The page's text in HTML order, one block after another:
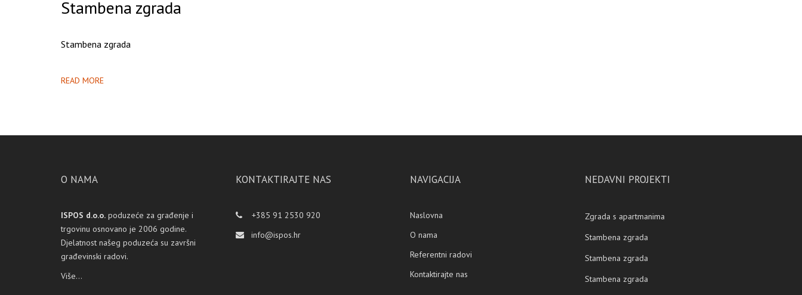
Stambena zgrada
Stambena zgrada
READ MORE
O NAMA
ISPOS d.o.o. poduzeće za građenje i
trgovinu osnovano je 2006 godine.
Djelatnost našeg poduzeća su završni
građevinski radovi.
Više...
KONTAKTIRAJTE NAS
+385 91 2530 920
info@ispos.hr
NAVIGACIJA
Naslovna
O nama
Referentni radovi
Kontaktirajte nas
NEDAVNI PROJEKTI
Zgrada s apartmanima
Stambena zgrada
Stambena zgrada
Stambena zgrada